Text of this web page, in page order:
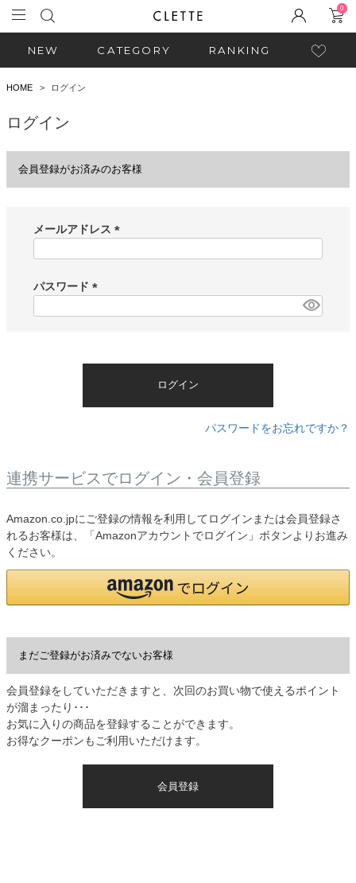
0
NEW CATEGORY RANKING
HOME ログイン
ログイン
会員登録がお済みのお客様
メールアドレス
)
パスワード
ログイン
パスワードをお忘れですか？
連携サービスでログイン・会員登録
Amazon.co.jpにご登録の情報を利用してログインまたは会員登録さ
れるお客様は、「Amazonアカウントでログイン」ボタンよりお進み
ください。
まだご登録がお済みでないお客様
会員登録をしていただきますと、次回のお買い物で使えるポイント
が溜まったり･･･
お気に入りの商品を登録することができます。
お得なクーポンもご利用いただけます。
会員登録